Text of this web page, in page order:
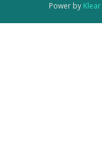
Power by